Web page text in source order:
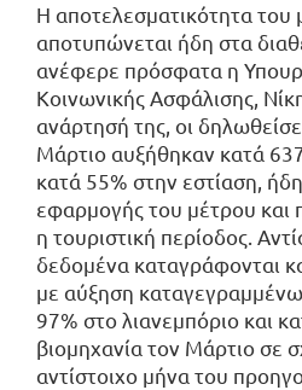
Η αποτελεσματικότητα του
αποτυπώνεται ήδη στα
ανέφερε πρόσφατα η
Κοινωνικής Ασφάλισης,
ανάρτησή της, οι
Μάρτιο αυξήθηκαν κατά
κατά 55% στην εστίαση,
εφαρμογής του μέτρου και
η τουριστική περίοδος.
δεδομένα καταγράφονται
με αύξηση
97% στο λιανεμπόριο και
βιομηχανία τον Μάρτιο σε
αντίστοιχο μήνα του